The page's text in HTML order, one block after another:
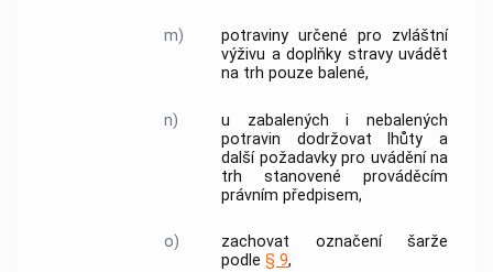
m)
potraviny určené pro zvláštní
výživu adoplňky stravyuvádět
na trh pouze balené,
n)
u zabalených i nebalených
potravin dodržovat lhůty a
další požadavky pro uvádění na
trh stanovené prováděcím
právním předpisem,
o) zachovat označení šarže
podle§ 9,